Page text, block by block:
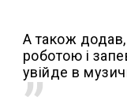
А також
роботою і
увійде в